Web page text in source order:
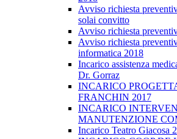
Avviso richiesta
solai convitto
Avviso richiesta
Avviso richiesta
informatica 2018
Incarico assistenza
Dr. Gorraz
INCARICO
FRANCHIN 2017
INCARICO
MANUTENZIONE
Incarico Teatro Giacosa